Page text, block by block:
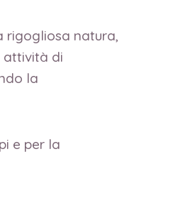
rigogliosa natura,
attività di
la
e per la